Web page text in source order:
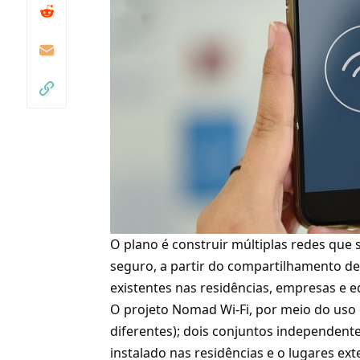
O plano é construir múltiplas redes que
seguro, a partir do compartilhamento
existentes nas residências, empresas e
O projeto Nomad Wi-Fi, por meio do
diferentes); dois conjuntos
instalado nas residências e o lugares